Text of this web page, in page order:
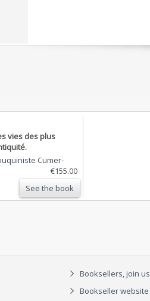
vies des plus
Cumer-
€155.00
See the book
Booksellers, join us
Bookseller website